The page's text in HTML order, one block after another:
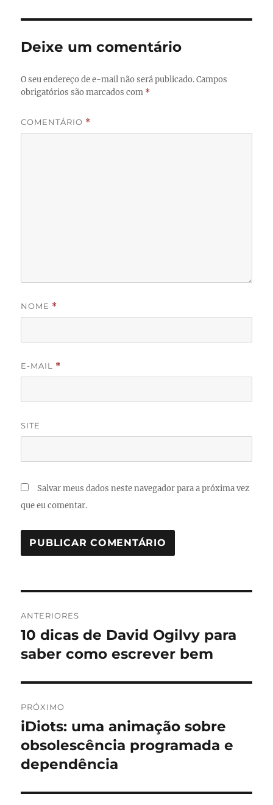
Deixe um comentário
O seu endereço de e-mail não será publicado. Campos
obrigatórios são marcados com *
COMENTÁRIO *
NOME *
E-MAIL *
SITE
Salvar meus dados neste navegador para a próxima vez
que eu comentar.
de
Post
ANTERIORES
Post
anterior:
10 dicas de David Ogilvy para
saber como escrever bem
PRÓXIMO
Próximo
post:
iDiots: uma animação sobre
obsolescência programada e
dependência